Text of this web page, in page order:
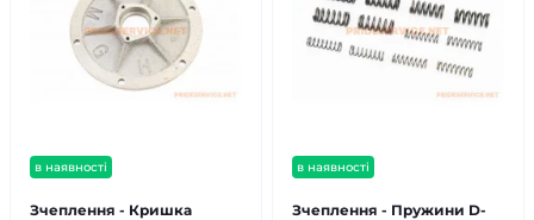
в наявності
Зчеплення - Кришка
в наявності
Зчеплення - Пружини D-